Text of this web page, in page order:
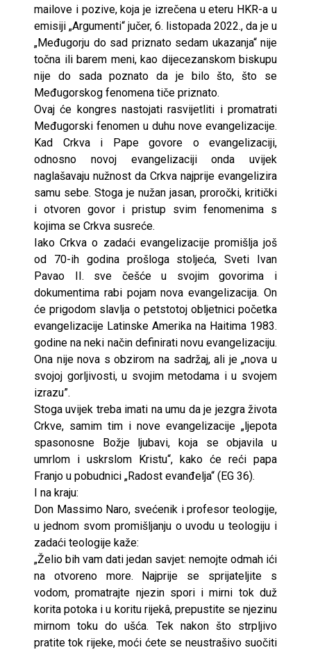
mailove i pozive, koja je izrečena u eteru HKR-a u
emisiji „Argumenti“ jučer, 6. listopada 2022., da je u
„Međugorju do sad priznato sedam ukazanja“ nije
točna ili barem meni, kao dijecezanskom biskupu
nije do sada poznato da je bilo što, što se
Međugorskog fenomena tiče priznato.
Ovaj će kongres nastojati rasvijetliti i promatrati
Međugorski fenomen u duhu nove evangelizacije.
Kad Crkva i Pape govore o evangelizaciji,
odnosno novoj evangelizaciji onda uvijek
naglašavaju nužnost da Crkva najprije evangelizira
samu sebe. Stoga je nužan jasan, proročki, kritički
i otvoren govor i pristup svim fenomenima s
kojima se Crkva susreće.
Iako Crkva o zadaći evangelizacije promišlja još
od 70-ih godina prošloga stoljeća, Sveti Ivan
Pavao II. sve češće u svojim govorima i
dokumentima rabi pojam nova evangelizacija. On
će prigodom slavlja o petstotoj obljetnici početka
evangelizacije Latinske Amerika na Haitima 1983.
godine na neki način definirati novu evangelizaciju.
Ona nije nova s obzirom na sadržaj, ali je „nova u
svojoj gorljivosti, u svojim metodama i u svojem
izrazu”.
Stoga uvijek treba imati na umu da je jezgra života
Crkve, samim tim i nove evangelizacije „ljepota
spasonosne Božje ljubavi, koja se objavila u
umrlom i uskrslom Kristu“, kako će reći papa
Franjo u pobudnici „Radost evanđelja“ (EG 36).
I na kraju:
Don Massimo Naro, svećenik i profesor teologije,
u jednom svom promišljanju o uvodu u teologiju i
zadaći teologije kaže:
„Želio bih vam dati jedan savjet: nemojte odmah ići
na otvoreno more. Najprije se sprijateljite s
vodom, promatrajte njezin spori i mirni tok duž
korita potoka i u koritu rijekâ, prepustite se njezinu
mirnom toku do ušća. Tek nakon što strpljivo
pratite tok rijeke, moći ćete se neustrašivo suočiti